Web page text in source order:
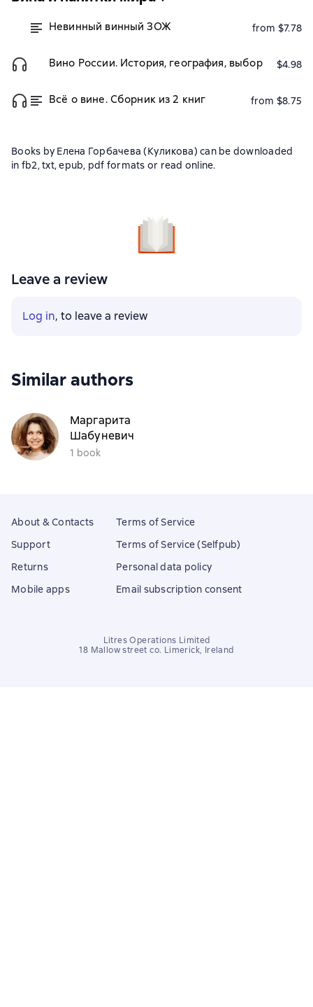
Невинный винный ЗОЖ from $7.78
Вино России. История, география, выбор $4.98
Всё о вине. Сборник из 2 книг from $8.75
Books by Елена Горбачева (Куликова) can be downloaded
in fb2, txt, epub, pdf formats or read online.
Leave a review
Log in, to leave a review
Similar authors
Маргарита
Шабуневич
1 book
About & Contacts
Support
Returns
Mobile apps
Terms of Service
Terms of Service (Selfpub)
Personal data policy
Email subscription consent
Litres Operations Limited
18 Mallow street co. Limerick, Ireland